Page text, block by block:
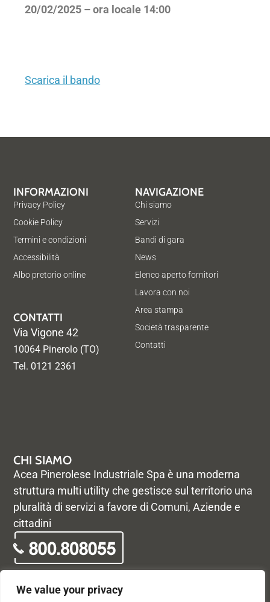
We value your privacy
20/02/2025 – ora locale 14:00
Scarica il bando
CHI SIAMO
Acea Pinerolese Industriale Spa è una moderna
struttura multi utility che gestisce sul territorio una
pluralità di servizi a favore di Comuni, Aziende e
cittadini
NAVIGAZIONE
Chi siamo
Servizi
Bandi di gara
News
Elenco aperto fornitori
Lavora con noi
Area stampa
Società trasparente
Contatti
INFORMAZIONI
Privacy Policy
Cookie Policy
Termini e condizioni
Accessibilità
Albo pretorio online
CONTATTI
Via Vigone 42
10064 Pinerolo (TO)
Tel. 0121 2361